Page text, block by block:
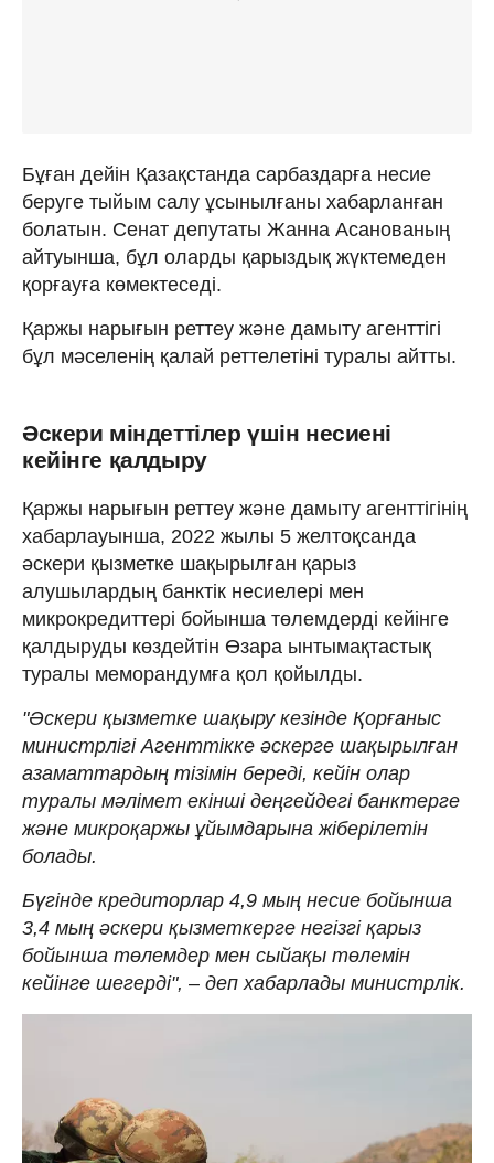
Бұған дейін Қазақстанда сарбаздарға несие
беруге тыйым салу ұсынылғаны хабарланған
болатын. Сенат депутаты Жанна Асанованың
айтуынша, бұл оларды қарыздық жүктемеден
қорғауға көмектеседі.
Қаржы нарығын реттеу және дамыту агенттігі
бұл мәселенің қалай реттелетіні туралы айтты.
Әскери міндеттілер үшін несиені
кейінге қалдыру
Қаржы нарығын реттеу және дамыту агенттігінің
хабарлауынша, 2022 жылы 5 желтоқсанда
әскери қызметке шақырылған қарыз
алушылардың банктік несиелері мен
микрокредиттері бойынша төлемдерді кейінге
қалдыруды көздейтін Өзара ынтымақтастық
туралы меморандумға қол қойылды.
"Әскери қызметке шақыру кезінде Қорғаныс
министрлігі Агенттікке әскерге шақырылған
азаматтардың тізімін береді, кейін олар
туралы мәлімет екінші деңгейдегі банктерге
және микроқаржы ұйымдарына жіберілетін
болады.
Бүгінде кредиторлар 4,9 мың несие бойынша
3,4 мың әскери қызметкерге негізгі қарыз
бойынша төлемдер мен сыйақы төлемін
кейінге шегерді", – деп хабарлады министрлік.